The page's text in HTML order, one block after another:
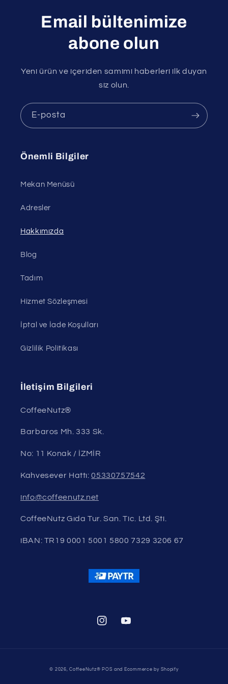
Email bültenimize
abone olun
Yeni ürün ve içeriden samimi haberleri ilk duyan
siz olun.
E-posta
Önemli Bilgiler
Mekan Menüsü
Adresler
Hakkımızda
Blog
Tadım
Hizmet Sözleşmesi
İptal ve İade Koşulları
Gizlilik Politikası
İletişim Bilgileri
CoffeeNutz®
Barbaros Mh. 333 Sk.
No: 11 Konak / İZMİR
Kahvesever Hattı:05330757542
info@coffeenutz.net
CoffeeNutz Gıda Tur. San. Tic. Ltd. Şti.
iBAN: TR19 0001 5001 5800 7329 3206 67
InstagramYouTube
© 2026,CoffeeNutz® POS and Ecommerce by Shopify